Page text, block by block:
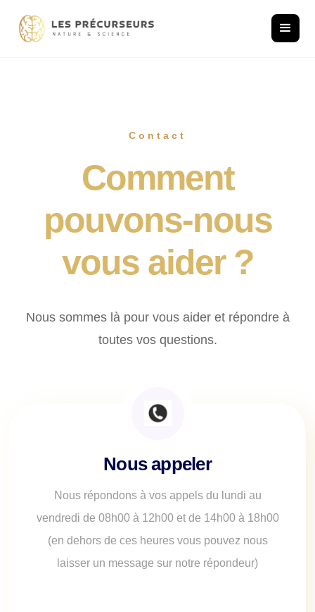
Contact
Comment
pouvons-nous
vous aider ?
Nous sommes là pour vous aider et répondre à
toutes vos questions.
Nous appeler
Nous répondons à vos appels du lundi au
vendredi de 08h00 à 12h00 et de 14h00 à 18h00
(en dehors de ces heures vous pouvez nous
laisser un message sur notre répondeur)